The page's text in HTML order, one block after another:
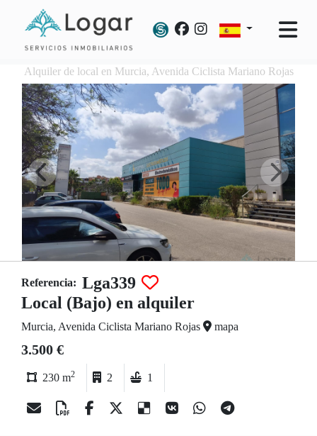
Alquiler de local en Murcia, Avenida Ciclista Mariano Rojas
Referencia: Lga339
Local (Bajo) en alquiler
Murcia, Avenida Ciclista Mariano Rojas mapa
3.500 €
230 m2 2 1